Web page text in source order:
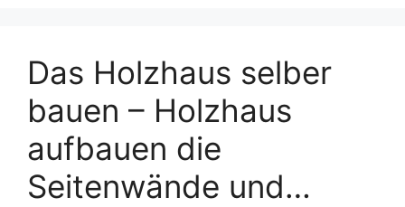
Das Holzhaus selber
bauen – Holzhaus
aufbauen die
Seitenwände und…